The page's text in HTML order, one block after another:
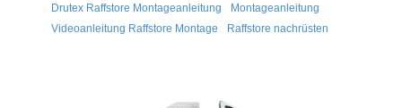
Drutex Raffstore Montageanleitung
Montageanleitung
Videoanleitung Raffstore Montage
Raffstore nachrüsten